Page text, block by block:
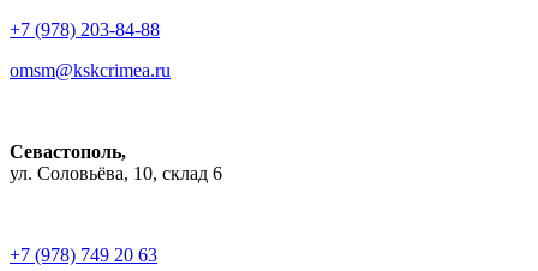
+7 (978) 203-84-88
omsm@kskcrimea.ru
Севастополь,
ул. Соловьёва, 10, склад 6
+7 (978) 749 20 63